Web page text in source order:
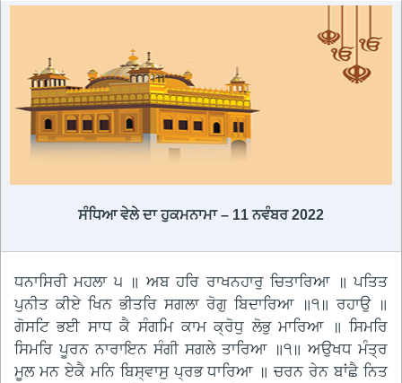
ਸੰਧਿਆ ਵੇਲੇ ਦਾ ਹੁਕਮਨਾਮਾ – 11 ਨਵੰਬਰ 2022
ਧਨਾਸਿਰੀ ਮਹਲਾ ੫ ॥ ਅਬ ਹਰਿ ਰਾਖਨਹਾਰੁ ਚਿਤਾਰਿਆ ॥ ਪਤਿਤ
ਪੁਨੀਤ ਕੀਏ ਖਿਨ ਭੀਤਰਿ ਸਗਲਾ ਰੋਗੁ ਬਿਦਾਰਿਆ ॥੧॥ ਰਹਾਉ ॥
ਗੋਸਟਿ ਭਈ ਸਾਧ ਕੈ ਸੰਗਮਿ ਕਾਮ ਕ੍ਰੋਧੁ ਲੋਭੁ ਮਾਰਿਆ ॥ ਸਿਮਰਿ
ਸਿਮਰਿ ਪੂਰਨ ਨਾਰਾਇਨ ਸੰਗੀ ਸਗਲੇ ਤਾਰਿਆ ॥੧॥ ਅਉਖਧ ਮੰਤ੍ਰ
ਮੂਲ ਮਨ ਏਕੈ ਮਨਿ ਬਿਸ੍ਵਾਸੁ ਪ੍ਰਭ ਧਾਰਿਆ ॥ ਚਰਨ ਰੇਨ ਬਾਂਛੈ ਨਿਤ